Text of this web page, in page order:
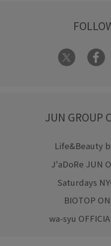
JUN GROUP
Life&Beauty
J'aDoRe JUN
Saturdays
BIOTOP
wa-syu